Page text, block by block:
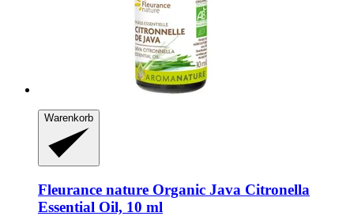
Warenkorb
Fleurance nature Organic Java Citronella
Essential Oil, 10 ml